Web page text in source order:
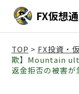
FX仮想
TOP > FX投資・
欺】Mountain
返金拒否の被害が